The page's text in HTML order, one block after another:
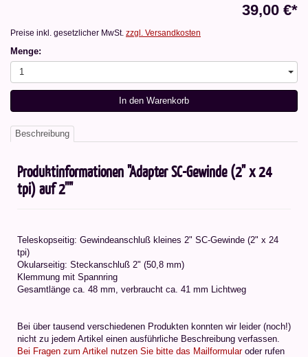
39,00 €*
Preise inkl. gesetzlicher MwSt. zzgl. Versandkosten
Menge:
1
In den Warenkorb
Beschreibung
Produktinformationen "Adapter SC-Gewinde (2" x 24
tpi) auf 2''"
Teleskopseitig: Gewindeanschluß kleines 2" SC-Gewinde (2" x 24
tpi)
Okularseitig: Steckanschluß 2" (50,8 mm)
Klemmung mit Spannring
Gesamtlänge ca. 48 mm, verbraucht ca. 41 mm Lichtweg
Bei über tausend verschiedenen Produkten konnten wir leider (noch!)
nicht zu jedem Artikel einen ausführliche Beschreibung verfassen.
Bei Fragen zum Artikel nutzen Sie bitte das Mailformularoder rufen